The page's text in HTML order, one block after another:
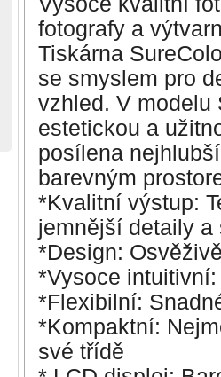
fotografy a
Tiskárna
se smyslem pro
vzhled. V modelu
estetickou a
posílena
barevným
*Kvalitní výstup:
jemnější detaily a
*Design:
*Vysoce
*Flexibilní:
*Kompaktní:
své třídě